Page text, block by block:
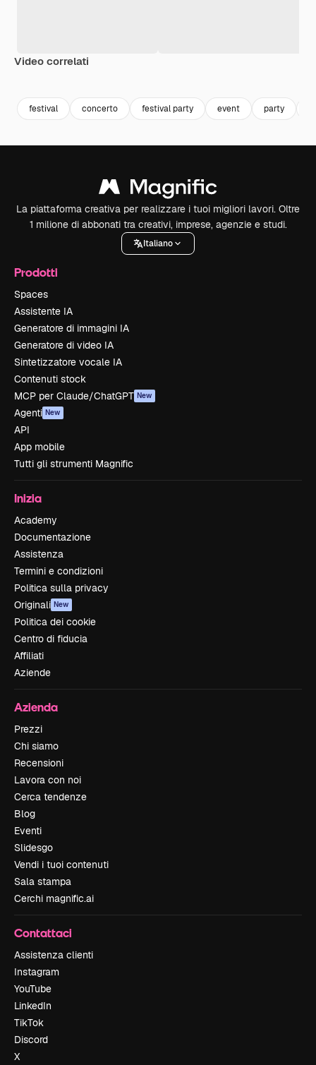
Video correlati
festival concerto festival party event party
La piattaforma creativa per realizzare i tuoi migliori lavori. Oltre
1 milione di abbonati tra creativi, imprese, agenzie e studi.
Italiano
Prodotti
Spaces
Assistente IA
Generatore di immagini IA
Generatore di video IA
Sintetizzatore vocale IA
Contenuti stock
MCP per Claude/ChatGPT New
Agenti New
API
App mobile
Tutti gli strumenti Magnific
Inizia
Academy
Documentazione
Assistenza
Termini e condizioni
Politica sulla privacy
Originali New
Politica dei cookie
Centro di fiducia
Affiliati
Aziende
Azienda
Prezzi
Chi siamo
Recensioni
Lavora con noi
Cerca tendenze
Blog
Eventi
Slidesgo
Vendi i tuoi contenuti
Sala stampa
Cerchi magnific.ai
Contattaci
Assistenza clienti
Instagram
YouTube
LinkedIn
TikTok
Discord
X